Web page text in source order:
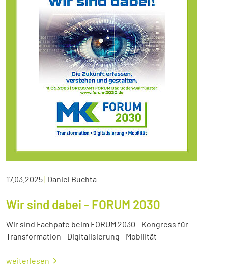
17.03.2025| Daniel Buchta
Wir sind dabei - FORUM 2030
Wir sind Fachpate beim FORUM 2030 - Kongress für
Transformation - Digitalisierung - Mobilität
weiterlesen